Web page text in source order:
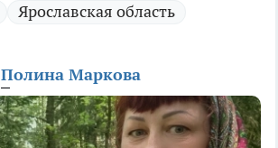
Ярославская область
Полина Маркова